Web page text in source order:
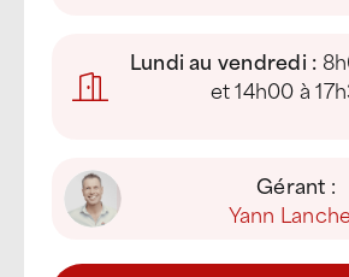
Lundi au vendredi :
et 14h00 à
Gérant :
Yann